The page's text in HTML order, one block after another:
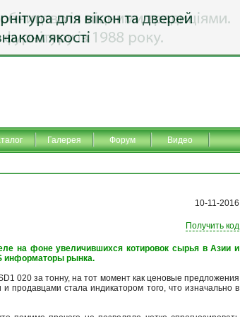
Галерея Форум Видео
10-11-2016
Получить код
на фоне увеличившихся котировок сырья в Азии и
информаторы рынка.
020 за тонну, на тот момент как ценовые предложения
продавцами стала индикатором того, что изначально в